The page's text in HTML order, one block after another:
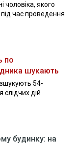
чоловіка, якого
час проведення
по
шукають
54-
слідчих дій
будинку: на